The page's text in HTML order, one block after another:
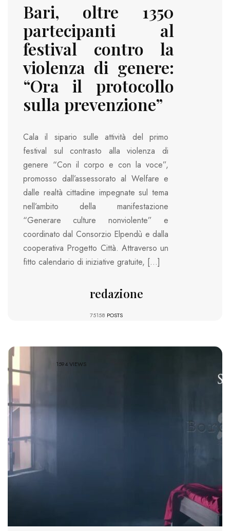
Bari, oltre 1350
partecipanti al
festival contro la
violenza di genere:
“Ora il protocollo
sulla prevenzione”
Cala il sipario sulle attività del primo
festival sul contrasto alla violenza di
genere “Con il corpo e con la voce”,
promosso dall’assessorato al Welfare e
dalle realtà cittadine impegnate sul tema
nell’ambito della manifestazione
“Generare culture nonviolente” e
coordinato dal Consorzio Elpendù e dalla
cooperativa Progetto Città. Attraverso un
fitto calendario di iniziative gratuite, […]
redazione
75158 POSTS
1594 VIEWS